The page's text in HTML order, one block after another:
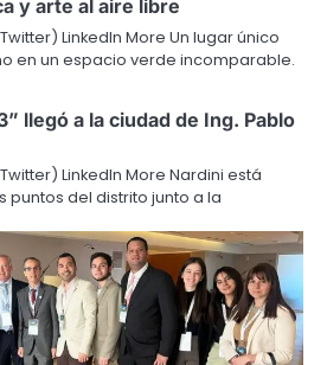
y arte al aire libre
LinkedIn More Un lugar único
en un espacio verde incomparable.
llegó a la ciudad de Ing. Pablo
LinkedIn More Nardini está
puntos del distrito junto a la